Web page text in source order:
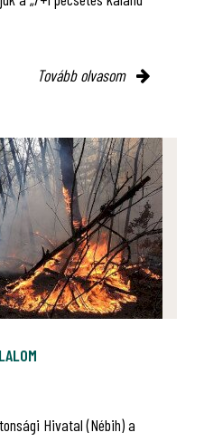
Tovább olvasom
Hivatal (Nébih) a